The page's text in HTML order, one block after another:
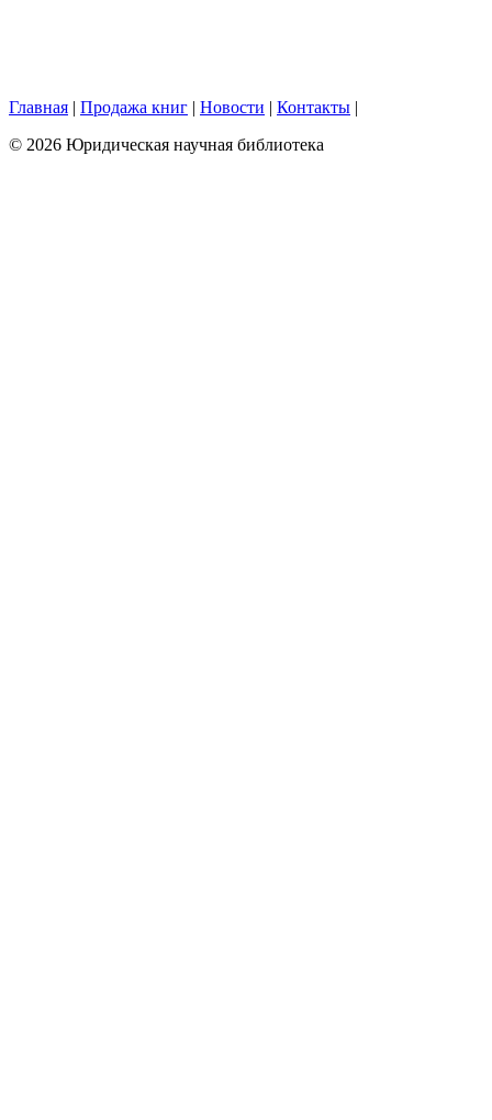
Главная | Продажа книг | Новости | Контакты |
© 2026 Юридическая научная библиотека